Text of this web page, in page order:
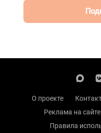
О проекте
Реклама на сайте
Правила